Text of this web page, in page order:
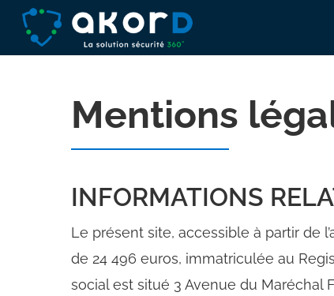
Skip
Mentions
INFORMATIONS
Le présent site, accessible à partir de
de 24 496 euros, immatriculée au
social est situé 3 Avenue du Maréchal